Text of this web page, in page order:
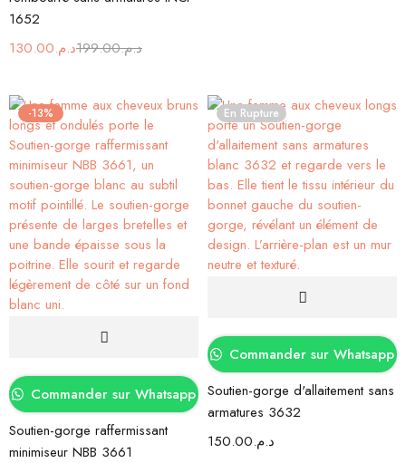
1652
د.م.199.00د.م.130.00
-13%
Commander sur Whatsapp
Soutien-gorge raffermissant
minimiseur NBB 3661
En Rupture
Commander sur Whatsapp
Soutien-gorge d'allaitement sans
armatures 3632
د.م.150.00